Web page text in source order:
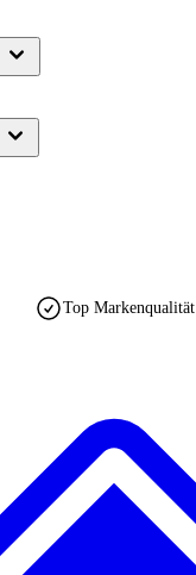
Top Markenqualität
est. 1990